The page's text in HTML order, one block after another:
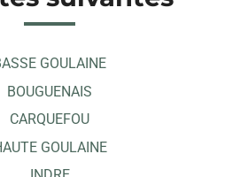
GOULAINE
BOUGUENAIS
CARQUEFOU
GOULAINE